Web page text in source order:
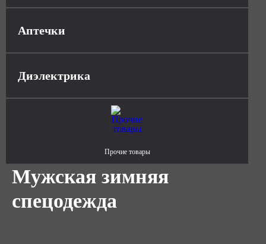
Аптечки
Диэлектрика
Прочие товары
Мужская зимняя
спецодежда